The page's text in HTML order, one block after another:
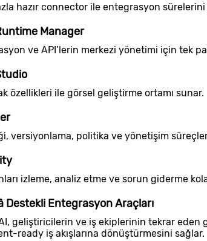
hazır connector ile entegrasyon sürelerini
Manager
ve API’lerin merkezi yönetimi için tek
özellikleri ile görsel geliştirme ortamı sunar.
versiyonlama, politika ve yönetişim
izleme, analiz etme ve sorun giderme
Destekli Entegrasyon Araçları
geliştiricilerin ve iş ekiplerinin tekrar
ready iş akışlarına dönüştürmesini sağlar.